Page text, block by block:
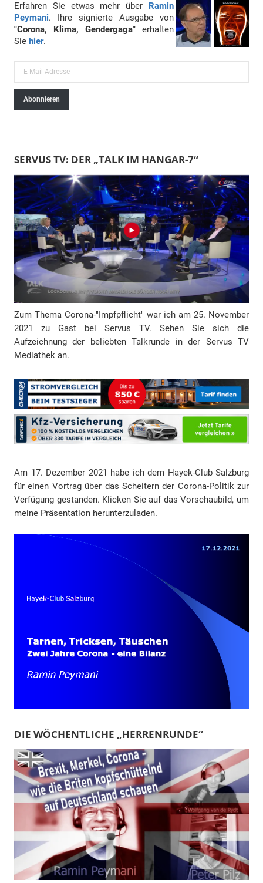
Erfahren Sie etwas mehr über Ramin
Peymani. Ihre signierte Ausgabe von
"Corona, Klima, Gendergaga" erhalten
Sie hier.
-
-
A
d
r
e
s
s
Abonnieren
SERVUS TV: DER „TALK IM HANGAR-7“
Zum Thema Corona-"Impfpflicht" war ich am 25. November
2021 zu Gast bei Servus TV. Sehen Sie sich die
Aufzeichnung der beliebten Talkrunde in der Servus TV
Mediathek an.
Am 17. Dezember 2021 habe ich dem Hayek-Club Salzburg
für einen Vortrag über das Scheitern der Corona-Politik zur
Verfügung gestanden. Klicken Sie auf das Vorschaubild, um
meine Präsentation herunterzuladen.
DIE WÖCHENTLICHE „HERRENRUNDE“